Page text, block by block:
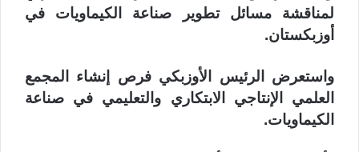
لمناقشة مسائل تطوير صناعة الكيماويات في
أوزبكستان.
واستعرض الرئيس الأوزبكي فرص إنشاء المجمع
العلمي الإنتاجي الابتكاري والتعليمي في صناعة
الكيماويات.